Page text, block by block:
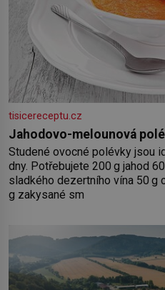
tisicereceptu.cz
Jahodovo-melounová
Studené ovocné polévky jsou
dny. Potřebujete 200 g jahod 600 g žlutého melounu 100 ml
sladkého dezertního vína 50 g
g zakysané sm